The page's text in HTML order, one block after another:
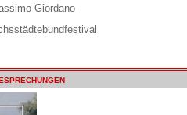
Giordano